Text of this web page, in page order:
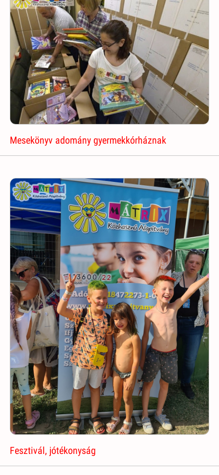
Mesekönyv adomány gyermekkórháznak
Fesztivál, jótékonyság